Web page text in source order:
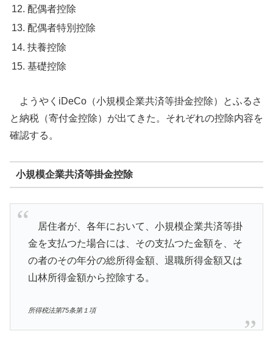
配偶者控除
配偶者特別控除
扶養控除
基礎控除
ようやくiDeCo（小規模企業共済等掛金控除）とふるさ
と納税（寄付金控除）が出てきた。それぞれの控除内容を
確認する。
小規模企業共済等掛金控除
居住者が、各年において、小規模企業共済等掛
金を支払つた場合には、その支払つた金額を、そ
の者のその年分の総所得金額、退職所得金額又は
山林所得金額から控除する。
所得税法第75条第１項